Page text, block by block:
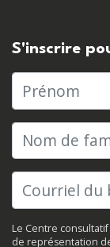
S'inscrire
Prénom
Nom de
Le Centre
de représentation